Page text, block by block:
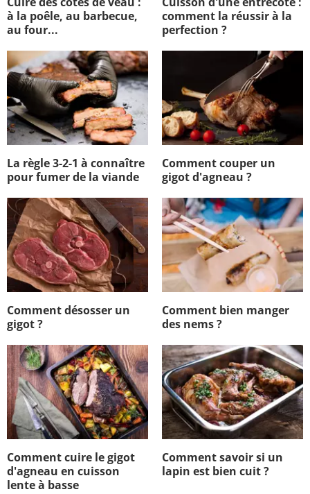
à la poêle, au barbecue,
au four...
comment la réussir à la
perfection ?
La règle 3-2-1 à connaître
pour fumer de la viande
Comment couper un
gigot d'agneau ?
Comment désosser un
gigot ?
Comment bien manger
des nems ?
Comment cuire le gigot
d'agneau en cuisson
lente à basse
Comment savoir si un
lapin est bien cuit ?